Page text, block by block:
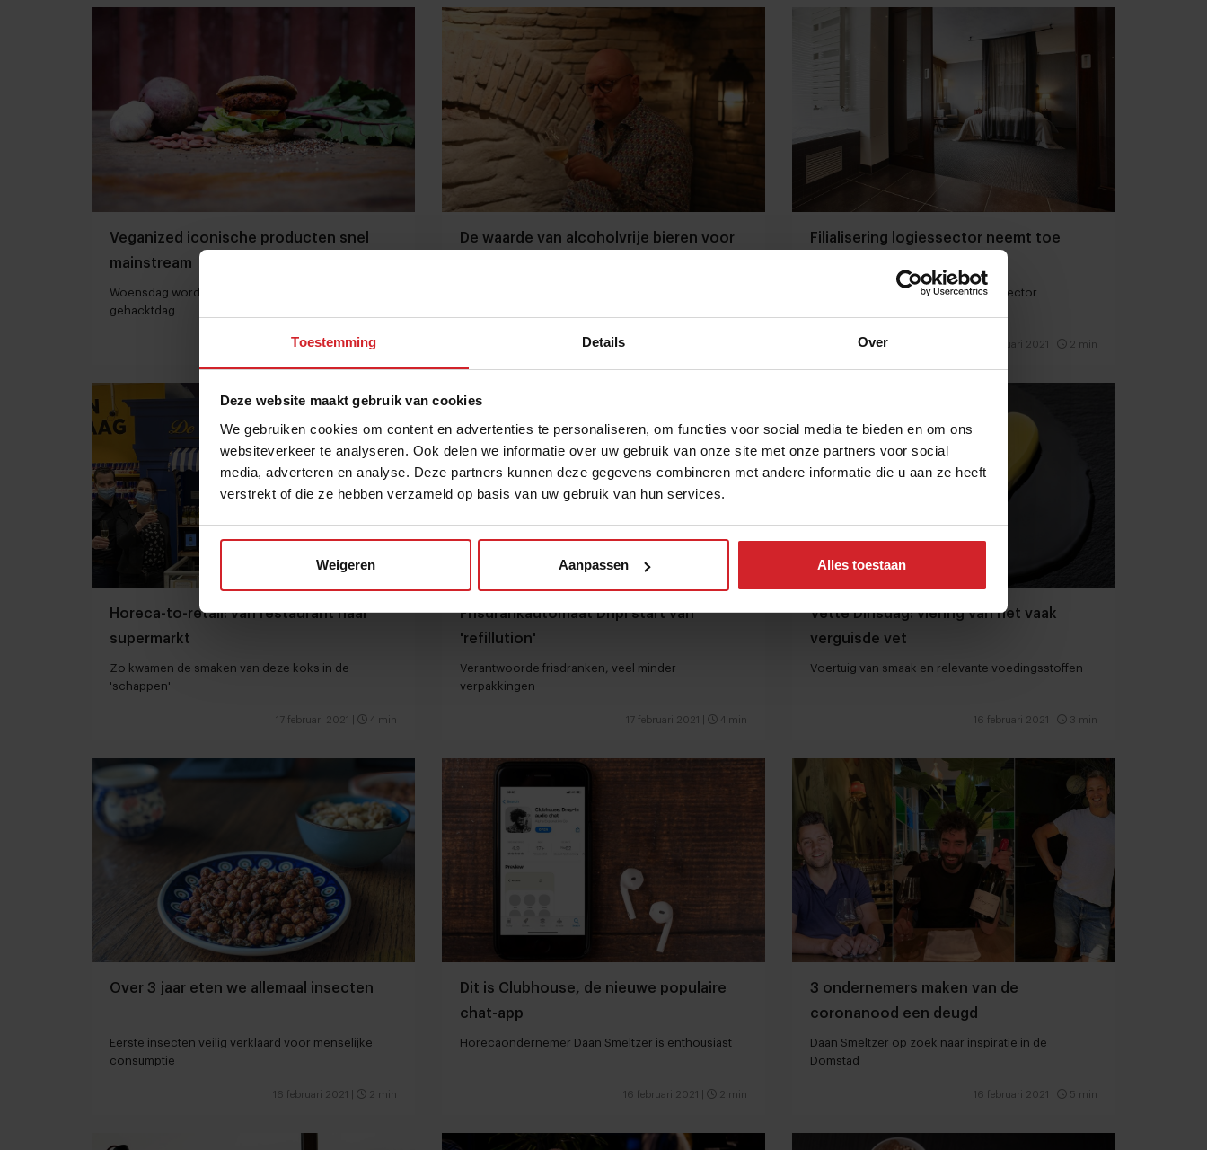
Toestemming Details Over
Deze website maakt gebruik van cookies
We gebruiken cookies om content en advertenties te personaliseren, om functies voor social media te bieden en om ons
websiteverkeer te analyseren. Ook delen we informatie over uw gebruik van onze site met onze partners voor social
media, adverteren en analyse. Deze partners kunnen deze gegevens combineren met andere informatie die u aan ze heeft
verstrekt of die ze hebben verzameld op basis van uw gebruik van hun services.
Weigeren Aanpassen Alles toestaan
Veganized iconische producten snel
mainstream
Woensdag wordt volgens Hans Steenbergen
gehacktdag
18 februari 2021| 4 min
De waarde van alcoholvrije bieren voor
18 februari 2021
Filialisering logiessector neemt toe
Actuele cijfers van Datlinq over de sector
17 februari 2021 2 min
Horeca-to-retail: van restaurant naar
supermarkt
Zo kwamen de smaken van deze koks in de
'schappen'
17 februari 2021 4 min
Frisdrankautomaat Dripl start van
'refillution'
Verantwoorde frisdranken, veel minder
verpakkingen
17 februari 2021 4 min
Vette Dinsdag: viering van het vaak
verguisde vet
Voertuig van smaak en relevante voedingsstoffen
16 februari 2021 3 min
Over 3 jaar eten we allemaal insecten
Eerste insecten veilig verklaard voor menselijke
consumptie
16 februari 2021 2 min
Dit is Clubhouse, de nieuwe populaire
chat-app
Horecaondernemer Daan Smeltzer is enthousiast
16 februari 2021 2 min
3 ondernemers maken van de
coronanood een deugd
Daan Smeltzer op zoek naar inspiratie in de
Domstad
16 februari 2021 5 min